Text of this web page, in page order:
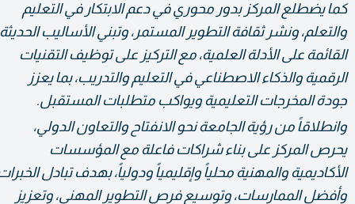
كما يضطلع المركز بدور محوري في دعم الابتكار في التعليم
والتعلم، ونشر ثقافة التطوير المستمر، وتبني الأساليب الحديثة
القائمة على الأدلة العلمية، مع التركيز على توظيف التقنيات
الرقمية والذكاء الاصطناعي في التعليم والتدريب، بما يعزز
جودة المخرجات التعليمية ويواكب متطلبات المستقبل.
وانطلاقاً من رؤية الجامعة نحو الانفتاح والتعاون الدولي،
يحرص المركز على بناء شراكات فاعلة مع المؤسسات
الأكاديمية والمهنية محلياً وإقليمياً ودولياً، بهدف تبادل الخبرات
وأفضل الممارسات، وتوسيع فرص التطوير المهني، وتعزيز